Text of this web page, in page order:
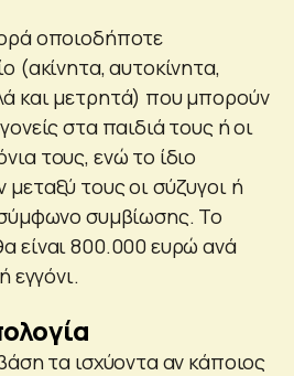
οποιοδήποτε
(ακίνητα, αυτοκίνητα,
και μετρητά) που μπορούν
στα παιδιά τους ή οι
τους, ενώ το ίδιο
τους οι σύζυγοι ή
συμβίωσης. Το
είναι 800.000 ευρώ ανά
εγγόνι.
τα ισχύοντα αν κάποιος